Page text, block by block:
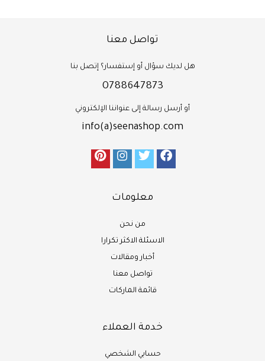
تواصل معنا
هل لديك سؤال أو إستفسار؟ إتصل بنا
0788647873
أو أرسل رسالة إلى عنواننا الإلكتروني
info(a)seenashop.com
معلومات
من نحن
الاسئلة الاكثر تكرارا
أخبار ومقالات
تواصل معنا
قائمة الماركات
خدمة العملاء
حسابي الشخصي